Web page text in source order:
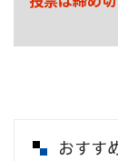
おすす